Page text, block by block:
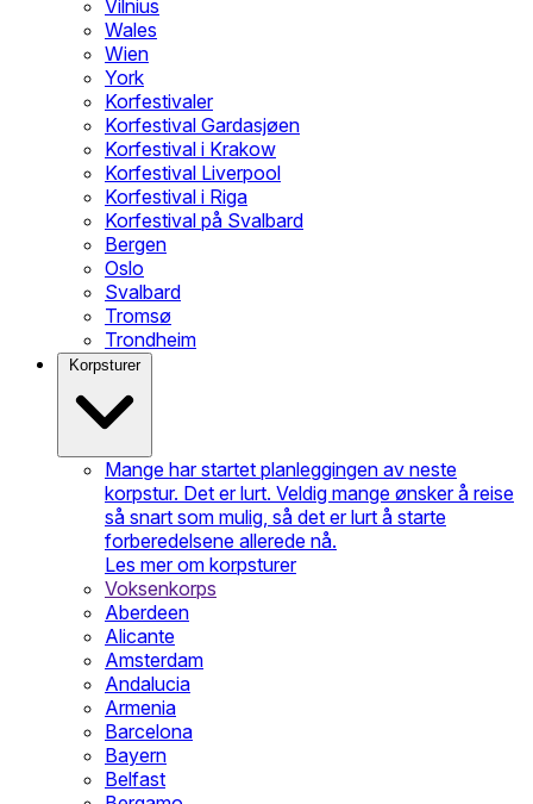
Vilnius
Wales
Wien
York
Korfestivaler
Korfestival Gardasjøen
Korfestival i Krakow
Korfestival Liverpool
Korfestival i Riga
Korfestival på Svalbard
Bergen
Oslo
Svalbard
Tromsø
Trondheim
Korpsturer
Mange har startet planleggingen av neste
korpstur. Det er lurt. Veldig mange ønsker å reise
så snart som mulig, så det er lurt å starte
forberedelsene allerede nå.
Les mer om korpsturer
Voksenkorps
Aberdeen
Alicante
Amsterdam
Andalucia
Armenia
Barcelona
Bayern
Belfast